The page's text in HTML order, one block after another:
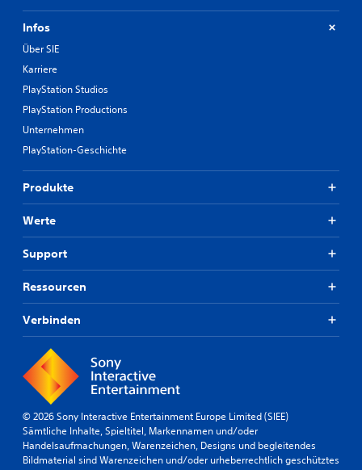
Infos
Über SIE
Karriere
PlayStation Studios
PlayStation Productions
Unternehmen
PlayStation-Geschichte
Produkte
Werte
Support
Ressourcen
Verbinden
© 2026 Sony Interactive Entertainment Europe Limited (SIEE)
Sämtliche Inhalte, Spieltitel, Markennamen und/oder
Handelsaufmachungen, Warenzeichen, Designs und begleitendes
Bildmaterial sind Warenzeichen und/oder urheberrechtlich geschütztes